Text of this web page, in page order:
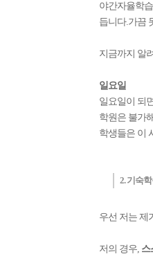
야간자율학
듭니다.가끔
지금까지 알
일요일
일요일이 되
학원은 불가
학생들은 이
2. 기숙
우선 저는 제
저의 경우, 스